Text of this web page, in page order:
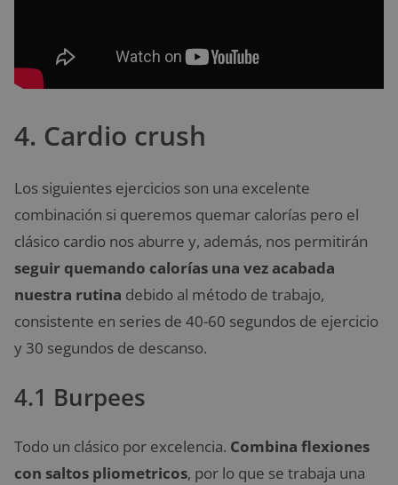
4. Cardio crush
Los siguientes ejercicios son una excelente
combinación si queremos quemar calorías pero el
clásico cardio nos aburre y, además, nos permitirán
seguir quemando calorías una vez acabada
nuestra rutina debido al método de trabajo,
consistente en series de 40-60 segundos de ejercicio
y 30 segundos de descanso.
4.1 Burpees
Todo un clásico por excelencia. Combina flexiones
con saltos pliometricos, por lo que se trabaja una